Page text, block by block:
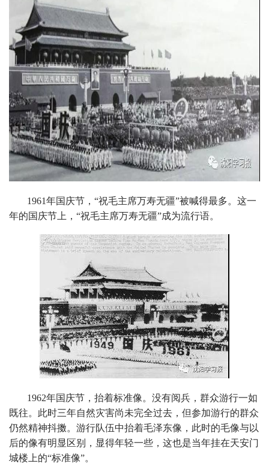
1961年国庆节，“祝毛主席万寿无疆”被喊得最多。这一
年的国庆节上，“祝毛主席万寿无疆”成为流行语。
1962年国庆节，抬着标准像。没有阅兵，群众游行一如
既往。此时三年自然灾害尚未完全过去，但参加游行的群众
仍然精神抖擞。游行队伍中抬着毛泽东像，此时的毛像与以
后的像有明显区别，显得年轻一些，这也是当年挂在天安门
城楼上的“标准像”。